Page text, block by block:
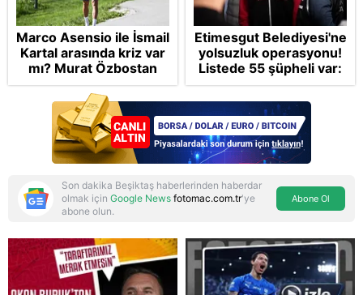
Reddet
Marco Asensio ile İsmail
Kartal arasında kriz var
mı? Murat Özbostan
analiz etti: Egoları da
yönetmelisiniz
Etimesgut Belediyesi'ne
yolsuzluk operasyonu!
Listede 55 şüpheli var:
CHP'li Erdal
Beşikçioğlu'na
tutuklama talebi
Son dakika Beşiktaş haberlerinden haberdar
olmak için Google News fotomac.com.tr'ye
abone olun.
Abone Ol